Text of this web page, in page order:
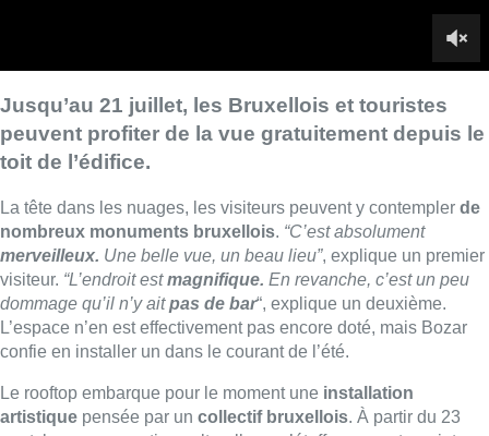
“, explique un deuxième.
L’espace n’en est effectivement pas encore doté, mais Bozar
Le rooftop embarque pour le moment uneinstallation
pensée par uncollectif bruxellois
. À partir du 23
aout, la programmation culturelle va s’étoffer, en partenariat
avec une vingtaine de partenaires locaux. Bozar souhaite en
faire
terrasses en développement.“Nous proposons aussi bien
des concerts, que des expositions ou du cinéma. Nous avons
vraiment voulu faire de cette toitureun étendard de ce que
nous proposons à l’intérieuret pas seulement un lieu
commercial où l’on va boire un verre et se sustenter. Ça sera
aussi possible, je vous rassure, à partir du mois d’aout”, détaille
Samir Al-Haddad, porte-parole de Bozar.
► VOIR AUSSI | La Ville de Bruxelles ouvre son rooftop au
sommet du centre administratif Brucity